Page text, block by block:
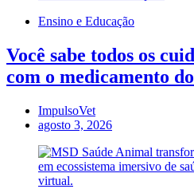
Ensino e Educação
Você sabe todos os
com o medicamento
ImpulsoVet
agosto 3, 2026